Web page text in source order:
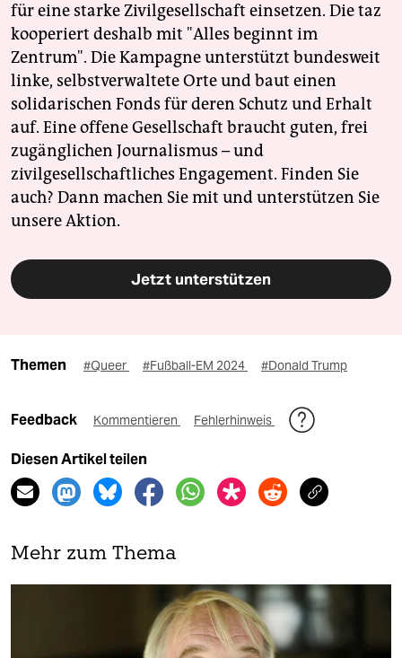
für eine starke Zivilgesellschaft einsetzen. Die taz
kooperiert deshalb mit "Alles beginnt im
Zentrum". Die Kampagne unterstützt bundesweit
linke, selbstverwaltete Orte und baut einen
solidarischen Fonds für deren Schutz und Erhalt
auf. Eine offene Gesellschaft braucht guten, frei
zugänglichen Journalismus – und
zivilgesellschaftliches Engagement. Finden Sie
auch? Dann machen Sie mit und unterstützen Sie
unsere Aktion.
Jetzt unterstützen
Themen #Queer #Fußball-EM 2024 #Donald Trump
Feedback Kommentieren Fehlerhinweis
Diesen Artikel teilen
Mehr zum Thema